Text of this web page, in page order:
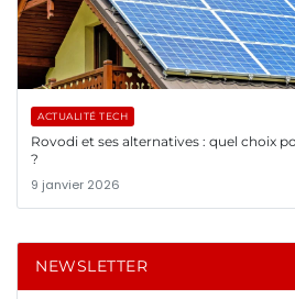
ACTUALITÉ TECH
Rovodi et ses alternatives : quel choix
?
9 janvier 2026
NEWSLETTER